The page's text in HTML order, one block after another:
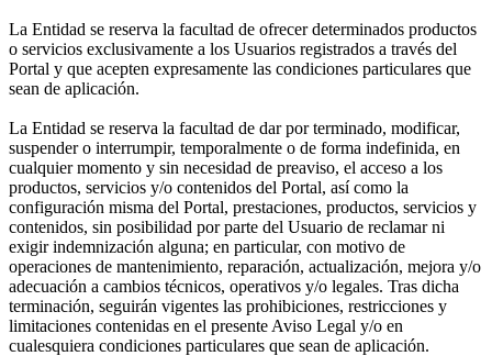
La Entidad se reserva la facultad de ofrecer determinados productos
o servicios exclusivamente a los Usuarios registrados a través del
Portal y que acepten expresamente las condiciones particulares que
sean de aplicación.
La Entidad se reserva la facultad de dar por terminado, modificar,
suspender o interrumpir, temporalmente o de forma indefinida, en
cualquier momento y sin necesidad de preaviso, el acceso a los
productos, servicios y/o contenidos del Portal, así como la
configuración misma del Portal, prestaciones, productos, servicios y
contenidos, sin posibilidad por parte del Usuario de reclamar ni
exigir indemnización alguna; en particular, con motivo de
operaciones de mantenimiento, reparación, actualización, mejora y/o
adecuación a cambios técnicos, operativos y/o legales. Tras dicha
terminación, seguirán vigentes las prohibiciones, restricciones y
limitaciones contenidas en el presente Aviso Legal y/o en
cualesquiera condiciones particulares que sean de aplicación.